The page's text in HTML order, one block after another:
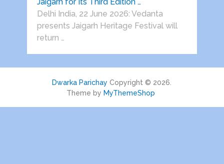
Delhi India, 22 June 2026: Vedanta
presents Jaigarh Heritage Festival will
return …
Dwarka Parichay Copyright © 2026.
Theme byMyThemeShop